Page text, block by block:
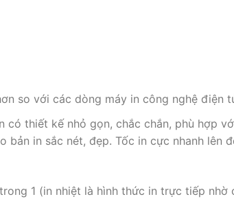
so với các dòng máy in công nghệ điện
có thiết kế nhỏ gọn, chắc chắn, phù hợp
in sắc nét, đẹp. Tốc in cực nhanh lên
1 (in nhiệt là hình thức in trực tiếp